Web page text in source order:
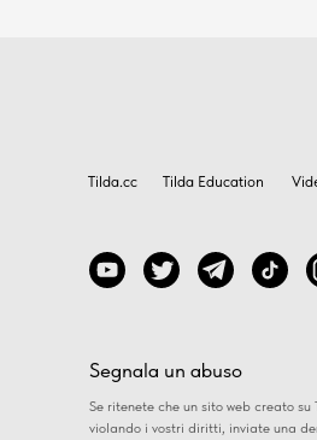
Tilda.cc Tilda Education
Segnala un abuso
Se ritenete che un sito web creato su
violando i vostri diritti, inviate una